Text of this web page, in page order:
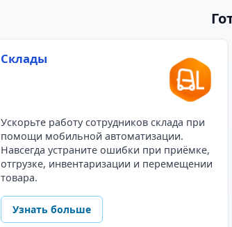
Склады
Ускорьте работу сотрудников склада при
помощи мобильной автоматизации.
Навсегда устраните ошибки при приёмке,
отгрузке, инвентаризации и перемещении
товара.
Узнать больше